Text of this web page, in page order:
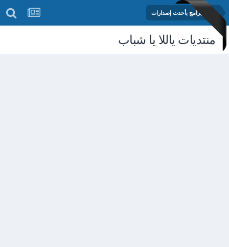
مكتبة البرامج بأحدث إصدارات
منتديات ياللا يا شباب